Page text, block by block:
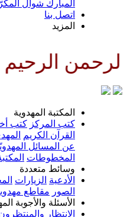
المبارك شوال
اتصل بنا
المزيد
الرحيم
المكتبة المهدوية
كتب المركز كتب
القرآن الكريم
عن المسائل
المخطوطات
وسائط متعددة
الأدعية الزيارات
الصور مقاطع
الأسئلة والأجوبة
الانتظار